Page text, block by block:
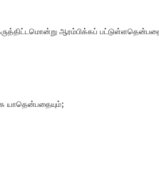
ஆரம்பிக்கப்
யாதென்பதையும்;